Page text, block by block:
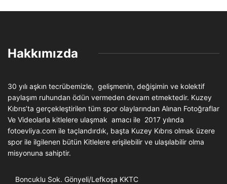
Hakkımızda
30 yılı aşkın tecrübemizle, gelişmenin, değişimin ve kolektif
paylaşım ruhundan ödün vermeden devam etmektedir. Kuzey
Kıbrıs’ta gerçekleştirilen tüm spor olaylarından Alınan Fotoğraflar
Ve Videolarla kitlelere ulaşmak amacı ile 2017 yılında
fotoevliya.com ile taçlandırdık, başta Kuzey Kıbrıs olmak üzere
spor ile ilgilenen bütün Kitlelere erişilebilir ve ulaşılabilir olma
misyonuna sahiptir.
Boncuklu Sok. Gönyeli/Lefkoşa KKTC